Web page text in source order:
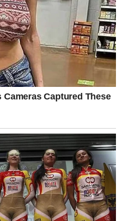
znala istinu
spoznaja.
znakovima Zodijaka
i unutrašnji mir, ali
Vage i Vodolije kojima
koja mijenja pogled na
univerzum pokazuje da
odgovora — samo je
pronađe pravi trenutak da se